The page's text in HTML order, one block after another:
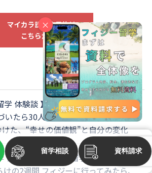
マイカラ説明会予約は
こちらから！
学 体験談 】カラーズ留学生インタビ
いたら30人の友達ができていた」 フ
た、“幸せの価値観”と自分の変化
体験談 】カラーズ留学生インタビュ
けの2週間 フィジーに行ってみたら、
留学相談 資料請求
×